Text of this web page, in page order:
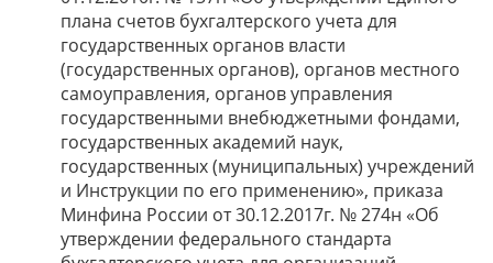
плана счетов бухгалтерского учета для
государственных органов власти
(государственных органов), органов местного
самоуправления, органов управления
государственными внебюджетными фондами,
государственных академий наук,
государственных (муниципальных) учреждений
и Инструкции по его применению», приказа
Минфина России от 30.12.2017г. № 274н «Об
утверждении федерального стандарта